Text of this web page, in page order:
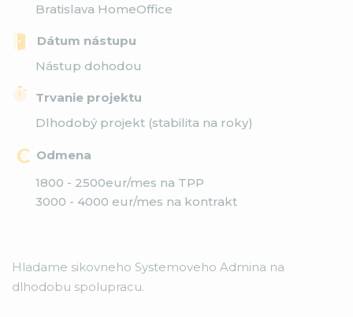
Bratislava HomeOffice
Dátum nástupu
Nástup dohodou
Trvanie projektu
Dlhodobý projekt (stabilita na roky)
Odmena
1800 - 2500eur/mes na TPP
3000 - 4000 eur/mes na kontrakt
Hladame sikovneho Systemoveho Admina na
dlhodobu spolupracu.